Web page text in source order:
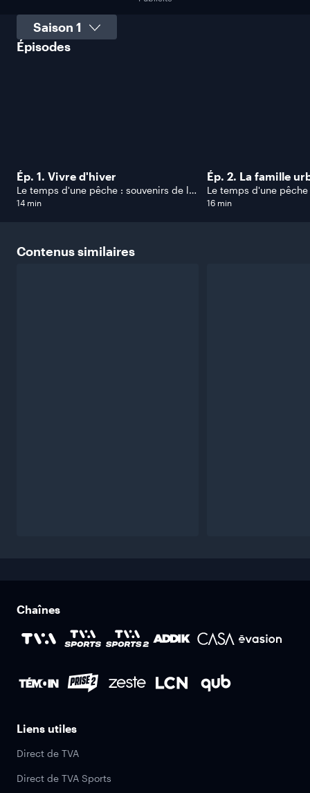
Sélectionner une saison
Épisodes
Ép. 1. Vivre d'hiver
Le temps d'une pêche : souvenirs de la
Mauricie
14 min
Ép. 2. La famille
Le temps d'une
Mauricie
16 min
Contenussimilaires
Chaînes
Liens utiles
Direct de TVA
Direct de TVA Sports